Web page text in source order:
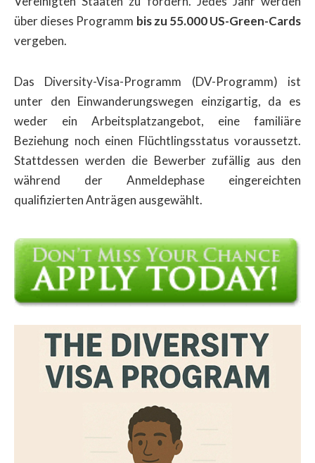
über dieses Programm bis zu 55.000 US-Green-Cards
vergeben.
Das Diversity-Visa-Programm (DV-Programm) ist
unter den Einwanderungswegen einzigartig, da es
weder ein Arbeitsplatzangebot, eine familiäre
Beziehung noch einen Flüchtlingsstatus voraussetzt.
Stattdessen werden die Bewerber zufällig aus den
während der Anmeldephase eingereichten
qualifizierten Anträgen ausgewählt.